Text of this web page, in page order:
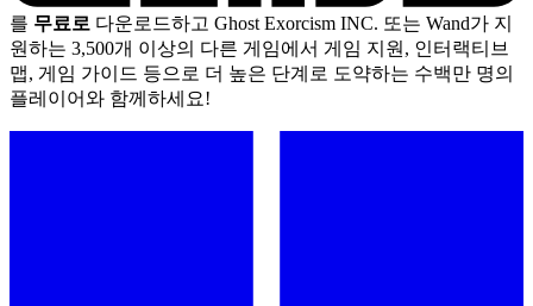
를 무료로 다운로드하고 Ghost Exorcism INC. 또는 Wand가 지
원하는 3,500개 이상의 다른 게임에서 게임 지원, 인터랙티브
맵, 게임 가이드 등으로 더 높은 단계로 도약하는 수백만 명의
플레이어와 함께하세요!